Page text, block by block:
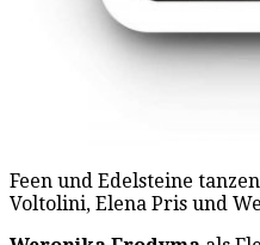
Feen und Edelsteine
Voltolini, Elena Pris und